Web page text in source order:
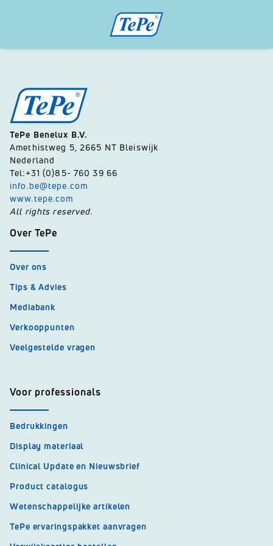
TePe Benelux B.V.
Amethistweg 5, 2665 NT Bleiswijk
Nederland
Tel:+31 (0)85- 760 39 66
info.be@tepe.com
www.tepe.com
All rights reserved.
Over TePe
Over ons
Tips & Advies
Mediabank
Verkooppunten
Veelgestelde vragen
Voor professionals
Bedrukkingen
Display materiaal
Clinical Update en Nieuwsbrief
Product catalogus
Wetenschappelijke artikelen
TePe ervaringspakket aanvragen